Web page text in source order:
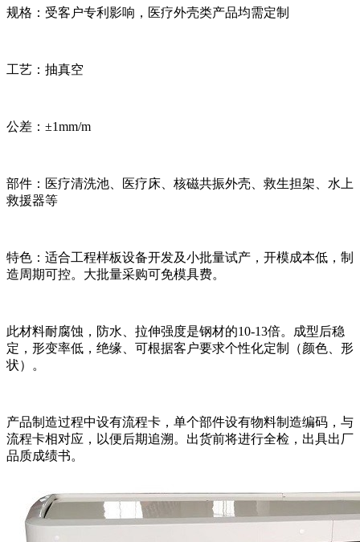
规格：受客户专利影响，医疗外壳类产品均需定制
工艺：抽真空
公差：±1mm/m
部件：医疗清洗池、医疗床、核磁共振外壳、救生担架、水上
救援器等
特色：适合工程样板设备开发及小批量试产，开模成本低，制
造周期可控。大批量采购可免模具费。
此材料耐腐蚀，防水、拉伸强度是钢材的10-13倍。成型后稳
定，形变率低，绝缘、可根据客户要求个性化定制（颜色、形
状）。
产品制造过程中设有流程卡，单个部件设有物料制造编码，与
流程卡相对应，以便后期追溯。出货前将进行全检，出具出厂
品质成绩书。